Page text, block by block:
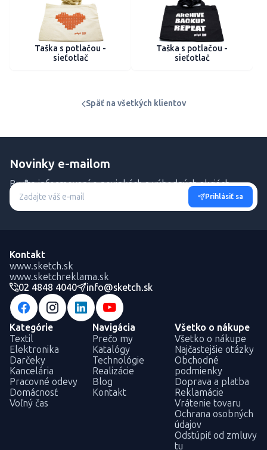
Taška s potlačou -
sieťotlač
Taška s potlačou -
sieťotlač
Späť na všetkých klientov
Novinky e-mailom
Buďte informovaní o novinkách a výhodných akciách.
Prihlásiť sa
Kontakt
www.sketch.sk
www.sketchreklama.sk
02 4848 4040
info@sketch.sk
Kategórie
Textil
Elektronika
Darčeky
Kancelária
Pracovné odevy
Domácnosť
Voľný čas
Navigácia
Prečo my
Katalógy
Technológie
Realizácie
Blog
Kontakt
Všetko o nákupe
Všetko o nákupe
Najčastejšie otázky
Obchodné
podmienky
Doprava a platba
Reklamácie
Vrátenie tovaru
Ochrana osobných
údajov
Odstúpiť od zmluvy
tu